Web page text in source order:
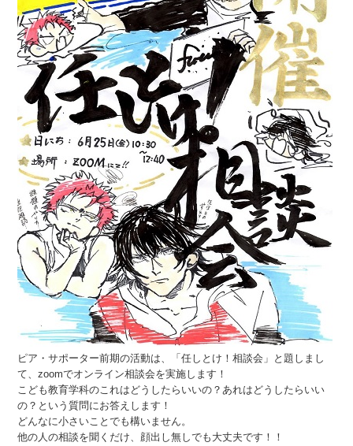
ピア・サポーター前期の活動は、「任しとけ！相談会」と題しまし
て、zoomでオンライン相談会を実施します！
こども教育学科のこれはどうしたらいいの？あれはどうしたらいい
の？という質問にお答えします！
どんなに小さいことでも構いません。
他の人の相談を聞くだけ、顔出し無しでも大丈夫です！！